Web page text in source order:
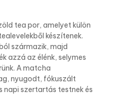
tea por, amelyet külön
készítenek.
származik, majd
azzá az élénk, selymes
A matcha
nyugodt, fókuszált
napi szertartás testnek és